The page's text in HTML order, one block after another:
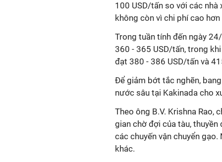
100 USD/tấn so với các
không còn vì chi phí cao
Trong tuần tính đến ngày
360 - 365 USD/tấn, trong
đạt 380 - 386 USD/tấn và
Để giảm bớt tắc nghẽn,
nước sâu tại Kakinada cho
Theo ông B.V. Krishna Rao,
gian chờ đợi của tàu,
các chuyến vận chuyển
khác.